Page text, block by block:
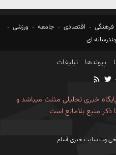
فرهنگی اقتصادی جامعه
ورزشی
ای
پیوندها تبلیغات
خبری تحلیلی مثلث میباشد و
ذکر منبع بلامانع است
وب سایت خبری آسام